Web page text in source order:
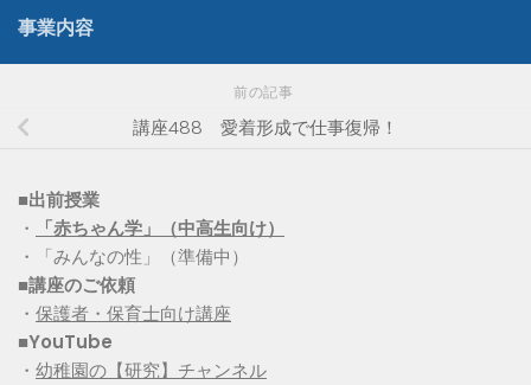
事業内容
前の記事
講座488 愛着形成で仕事復帰！
■出前授業
・
「赤ちゃん学」（中高生向け）
・「みんなの性」（準備中）
■講座のご依頼
・ 保護者・保育士向け講座
■YouTube
・ 幼稚園の【研究】チャンネル